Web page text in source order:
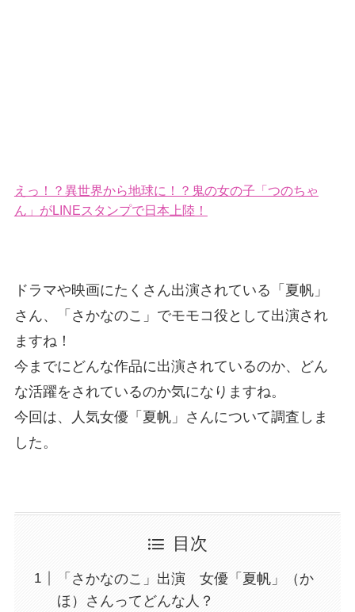
えっ！？異世界から地球に！？鬼の女の子「つのちゃ
ん」がLINEスタンプで日本上陸！
ドラマや映画にたくさん出演されている「夏帆」
さん、「さかなのこ」でモモコ役として出演され
ますね！
今までにどんな作品に出演されているのか、どん
な活躍をされているのか気になりますね。
今回は、人気女優「夏帆」さんについて調査しま
した。
目次
「さかなのこ」出演 女優「夏帆」（か
ほ）さんってどんな人？